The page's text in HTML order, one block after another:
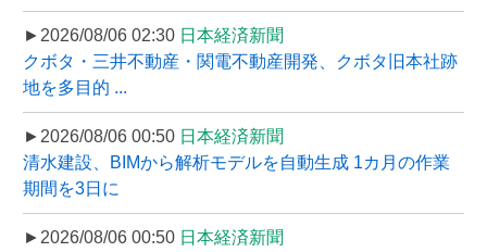
►2026/08/06 02:30 日本経済新聞
クボタ・三井不動産・関電不動産開発、クボタ旧本社跡
地を多目的 ...
►2026/08/06 00:50 日本経済新聞
清水建設、BIMから解析モデルを自動生成 1カ月の作業
期間を3日に
►2026/08/06 00:50 日本経済新聞